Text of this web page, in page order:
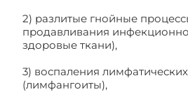
2) разлитые гнойные
продавливания
здоровые ткани),
3) воспаления
(лимфангоиты),